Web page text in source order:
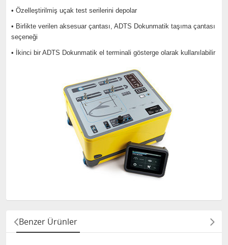
• Özelleştirilmiş uçak test serilerini depolar
• Birlikte verilen aksesuar çantası, ADTS Dokunmatik taşıma çantası
seçeneği
• İkinci bir ADTS Dokunmatik el terminali gösterge olarak kullanılabilir
Benzer Ürünler